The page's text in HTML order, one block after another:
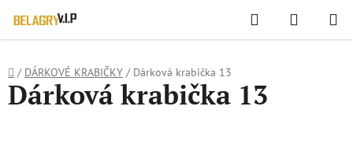
WIDGET HODNOCENÍ OBCHODU
Přejít
na
Hledat
KOŠÍK
Domů
/ DÁRKOVÉ KRABIČKY / Dárková krabička 13
Dárková krabička 13